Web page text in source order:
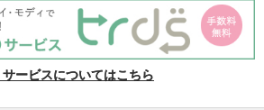
ービスについてはこちら